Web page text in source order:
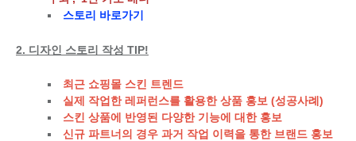
스토리 바로가기
2. 디자인 스토리 작성 TIP!
최근 쇼핑몰 스킨 트렌드
실제 작업한 레퍼런스를 활용한 상품 홍보 (성공사례)
스킨 상품에 반영된 다양한 기능에 대한 홍보
신규 파트너의 경우 과거 작업 이력을 통한 브랜드 홍보